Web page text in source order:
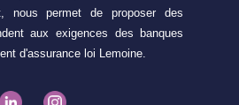
nous permet de proposer des
aux exigences des banques
d'assurance loi Lemoine.